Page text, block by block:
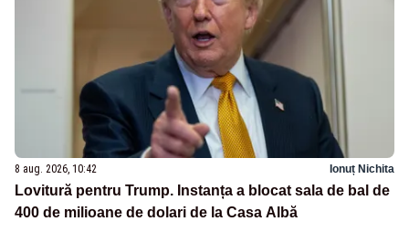
8 aug. 2026, 10:42 Ionuț Nichita
Lovitură pentru Trump. Instanța a blocat sala de bal de
400 de milioane de dolari de la Casa Albă